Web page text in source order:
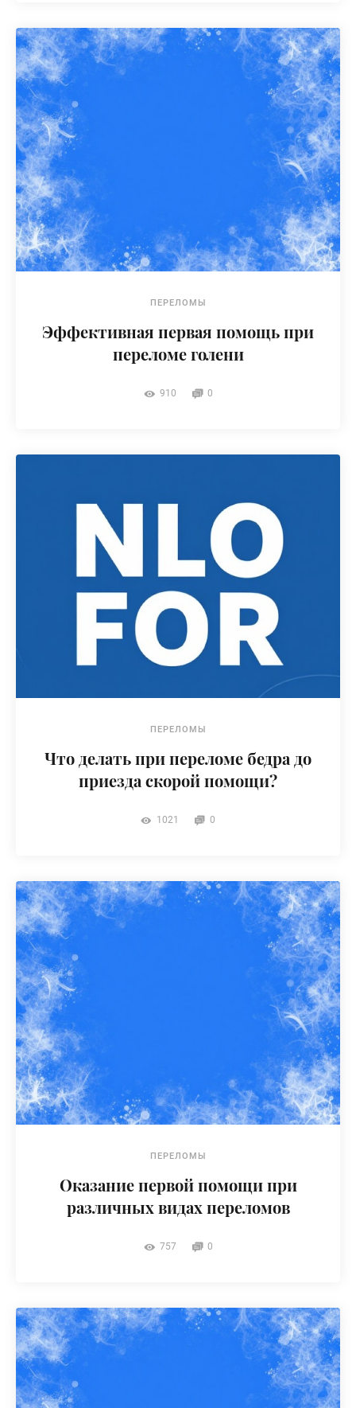
ПЕРЕЛОМЫ
Эффективная первая помощь при
переломе голени
910 0
ПЕРЕЛОМЫ
Что делать при переломе бедра до
приезда скорой помощи?
1021 0
ПЕРЕЛОМЫ
Оказание первой помощи при
различных видах переломов
757 0